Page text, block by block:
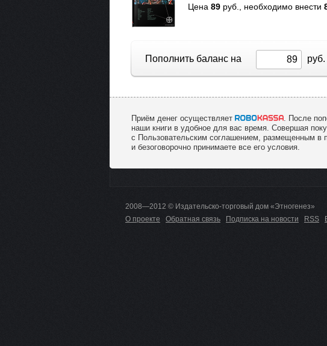
Цена 89 руб., необходимо внести
Пополнить баланс на
Приём денег осуществляет
. После
наши книги в удобное для вас время. Совершая
с Пользовательским соглашением, размещенным в
и безоговорочно принимаете все его условия.
2008—2012 © Издательско-торговый дом «Этногенез»
О проекте
Обратная связь Подписка на новости RSS